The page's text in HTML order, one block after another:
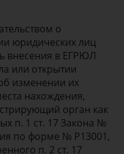
о
юридических лиц
внесения в ЕГРЮЛ
или открытии
изменении их
нахождения,
орган как
п. 1 ст. 17 Закона №
по форме № Р13001,
п. 2 ст. 17